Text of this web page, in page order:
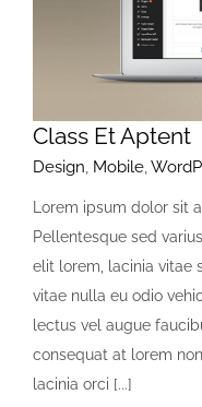
Class Et Aptent
Design, Mobile,
Lorem ipsum dolor sit
Pellentesque sed
elit lorem, lacinia vitae
vitae nulla eu odio
lectus vel augue
consequat at lorem
lacinia orci [...]